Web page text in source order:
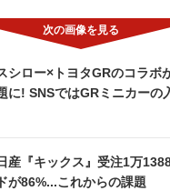
シロー×トヨタGRのコラボ
に! SNSではGRミニカーの
産『キックス』受注1万
ドが86%...これからの課題